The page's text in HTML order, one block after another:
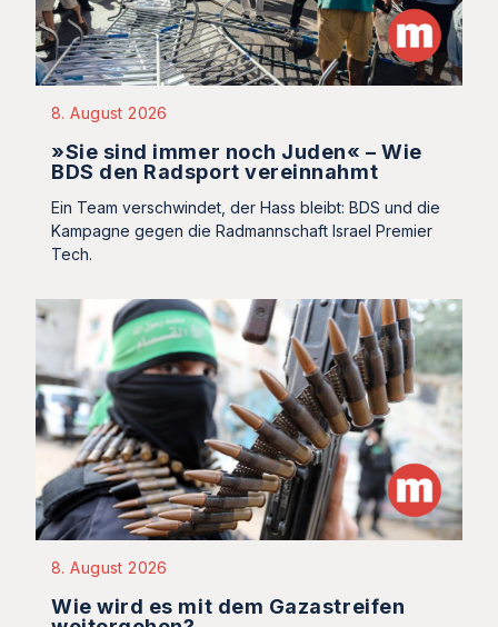
8. August 2026
»Sie sind immer noch Juden« – Wie
BDS den Radsport vereinnahmt
Ein Team verschwindet, der Hass bleibt: BDS und die
Kampagne gegen die Radmannschaft Israel Premier
Tech.
8. August 2026
Wie wird es mit dem Gazastreifen